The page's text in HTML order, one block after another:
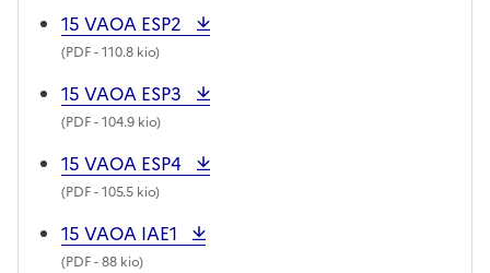
15 VAOA ESP2
(PDF- 110.8 kio)
15 VAOA ESP3
(PDF- 104.9 kio)
15 VAOA ESP4
(PDF- 105.5 kio)
15 VAOA IAE1
(PDF- 88 kio)